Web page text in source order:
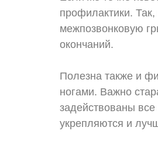
профилактики.
межпозвонковую
окончаний.
Полезна также и
ногами. Важно
задействованы
укрепляются и